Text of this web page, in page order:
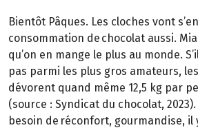
Bientôt Pâques. Les cloches vont
consommation de chocolat aussi.
qu’on en mange le plus au monde.
pas parmi les plus gros amateurs,
dévorent quand même 12,5 kg par
(source : Syndicat du chocolat,
besoin de réconfort, gourmandise, il